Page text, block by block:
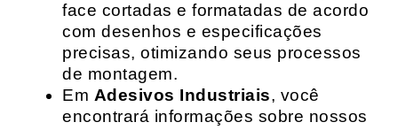
face cortadas e formatadas de acordo
com desenhos e especificações
precisas, otimizando seus processos
de montagem.
Em Adesivos Industriais, você
encontrará informações sobre nossos